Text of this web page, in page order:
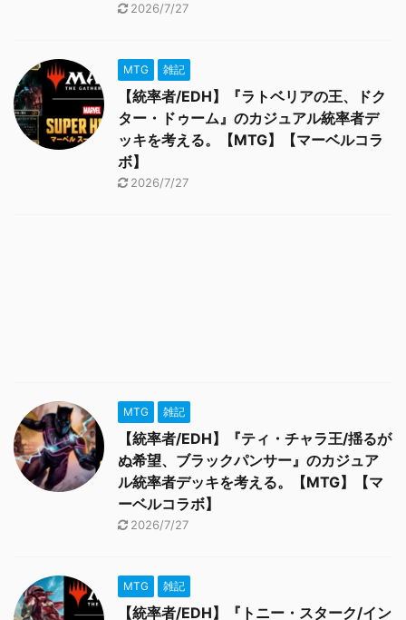
2026/7/27
MTG 雑記
【統率者/EDH】『ラトベリアの王、ドク
ター・ドゥーム』のカジュアル統率者デ
ッキを考える。【MTG】【マーベルコラ
ボ】
2026/7/27
MTG 雑記
【統率者/EDH】『ティ・チャラ王/揺るが
ぬ希望、ブラックパンサー』のカジュア
ル統率者デッキを考える。【MTG】【マ
ーベルコラボ】
2026/7/27
MTG 雑記
【統率者/EDH】『トニー・スターク/イン